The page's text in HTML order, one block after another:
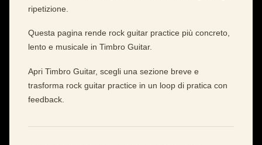
ripetizione.
Questa pagina rende rock guitar practice più concreto,
lento e musicale in Timbro Guitar.
Apri Timbro Guitar, scegli una sezione breve e
trasforma rock guitar practice in un loop di pratica con
feedback.